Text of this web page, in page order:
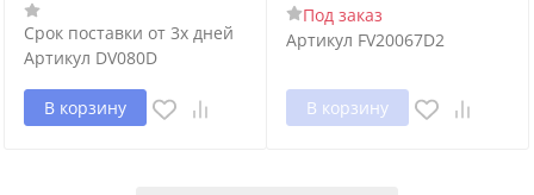
Срок поставки от 3х дней
Артикул DV080D
В корзину
Под заказ
Артикул FV20067D2
В корзину